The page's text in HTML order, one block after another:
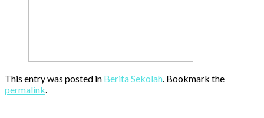
This entry was posted in Berita Sekolah. Bookmark the
permalink.